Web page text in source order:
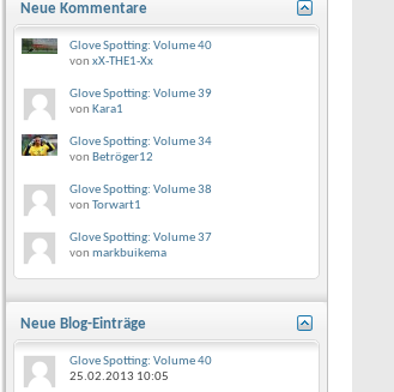
Neue Kommentare
Glove Spotting: Volume 40
von xX-THE1-Xx
Glove Spotting: Volume 39
von Kara1
Glove Spotting: Volume 34
von Betröger12
Glove Spotting: Volume 38
von Torwart1
Glove Spotting: Volume 37
von markbuikema
Neue Blog-Einträge
Glove Spotting: Volume 40
25.02.2013 10:05